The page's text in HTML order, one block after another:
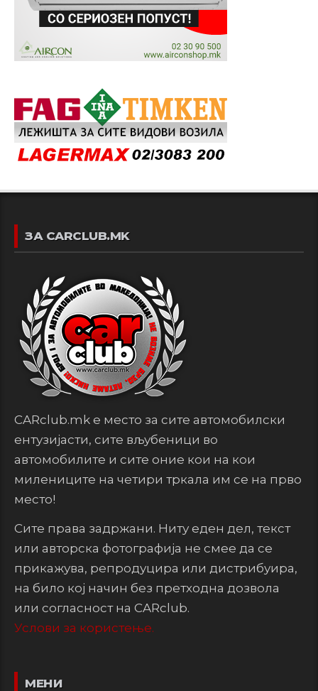
ЗА CARCLUB.MK
CARclub.mk е место за сите автомобилски
ентузијасти, сите вљубеници во
автомобилите и сите оние кои на кои
милениците на четири тркала им се на прво
место!
Сите права задржани. Ниту еден дел, текст
или авторска фотографија не смее да се
прикажува, репродуцира или дистрибуира,
на било кој начин без претходна дозвола
или согласност на CARclub.
Услови за користење.
МЕНИ